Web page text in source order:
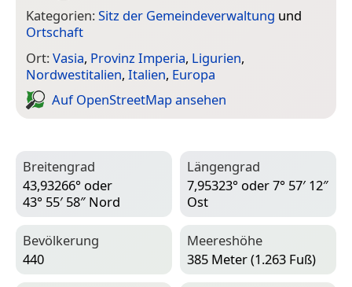
Kategorien:Sitz der Gemeindeverwaltung und
Ortschaft
Ort:Vasia, Provinz Imperia, Ligurien,
Nordwestitalien, Italien, Europa
Auf Open­Street­Map ansehen
Breitengrad
43,93266° oder
43° 55′ 58″ Nord
Längengrad
7,95323° oder 7° 57′ 12″
Ost
Bevölkerung
440
Meereshöhe
385 Meter (1.263 Fuß)